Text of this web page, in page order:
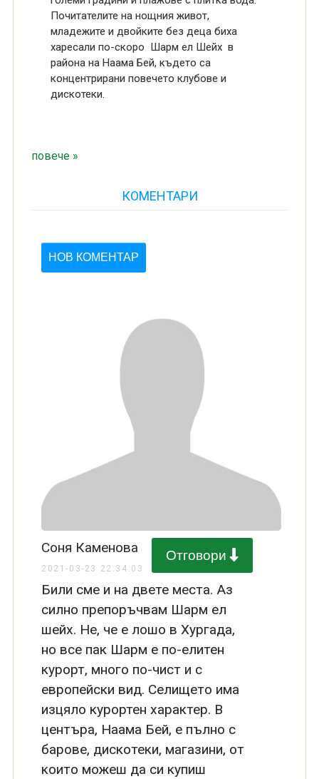
Почитателите на нощния живот,
младежите и двойките без деца биха
харесали по-скоро Шарм ел Шейх в
района на Наама Бей, където са
концентрирани повечето клубове и
дискотеки.
повече »
КОМЕНТАРИ
НОВ КОМЕНТАР
Соня Каменова
2021-03-23 22:34:03
Били сме и на двете места. Аз
силно препоръчвам Шарм ел
шейх. Не, че е лошо в Хургада,
но все пак Шарм е по-елитен
курорт, много по-чист и с
европейски вид. Селището има
изцяло курортен характер. В
центъра, Наама Бей, е пълно с
барове, дискотеки, магазини, от
които можеш да си купиш
Отговори